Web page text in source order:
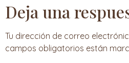
Deja una
Tu dirección de correo
campos obligatorios están